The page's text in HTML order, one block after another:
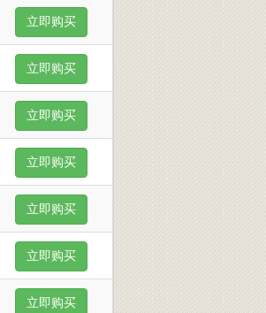
立即购买
立即购买
立即购买
立即购买
立即购买
立即购买
立即购买